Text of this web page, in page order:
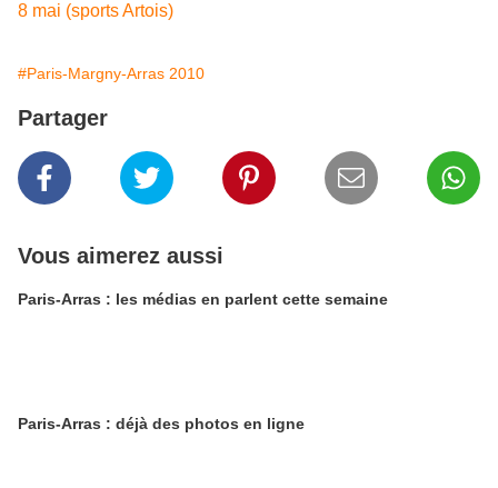
8 mai (sports Artois)
#Paris-Margny-Arras 2010
Partager
Vous aimerez aussi
Paris-Arras : les médias en parlent cette semaine
Paris-Arras : déjà des photos en ligne